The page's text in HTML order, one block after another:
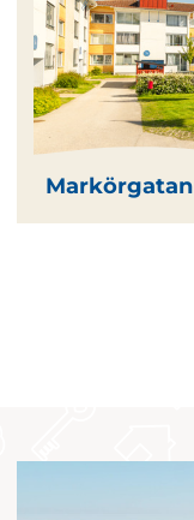
Markörgatan